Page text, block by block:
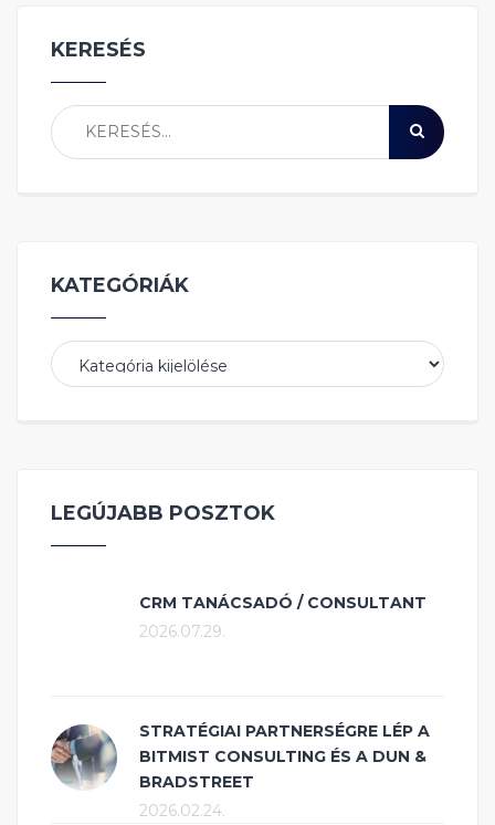
KERESÉS
KATEGÓRIÁK
Kategóriák
LEGÚJABB POSZTOK
CRM TANÁCSADÓ / CONSULTANT
2026.07.29.
STRATÉGIAI PARTNERSÉGRE LÉP A
BITMIST CONSULTING ÉS A DUN &
BRADSTREET
2026.02.24.